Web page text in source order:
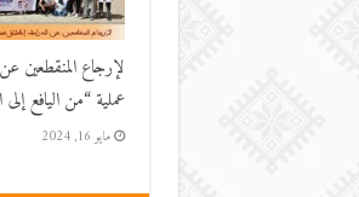
لإرجاع المنقطعين
عملية “من اليافع إلى
مايو 16, 2024